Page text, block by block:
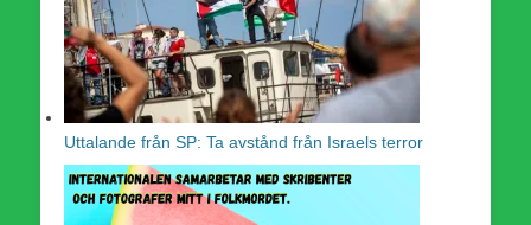
Uttalande från SP: Ta avstånd från Israels terror